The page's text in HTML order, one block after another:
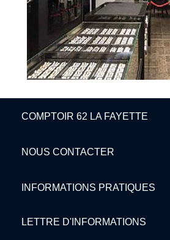
COMPTOIR 62 LA FAYETTE
NOUS CONTACTER
INFORMATIONS PRATIQUES
LETTRE D'INFORMATIONS